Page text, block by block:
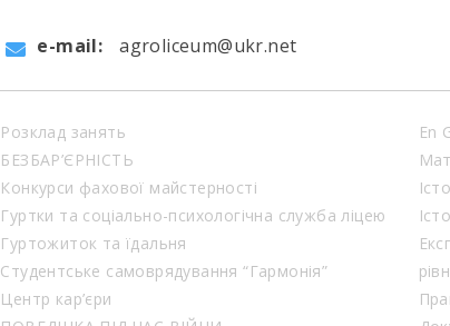
e-mail: agroliceum@ukr.net
Розклад занять
БЕЗБАР’ЄРНІСТЬ
Конкурси фахової майстерності
Гуртки та соціально-психологічна служба ліцею
Гуртожиток та їдальня
Студентське самоврядування “Гармонія”
Центр кар’єри
En